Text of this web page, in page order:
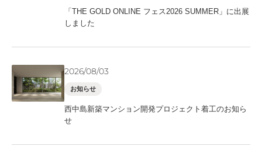
「THE GOLD ONLINE フェス2026 SUMMER」に出展
しました
2026/08/03
お知らせ
西中島新築マンション開発プロジェクト着工のお知ら
せ